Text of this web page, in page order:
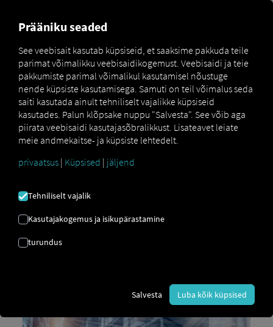
Glossar Spediteur
KAUBAVEO
EKSPEDIITOR
Ekspediitor
on logistikavaldkonnas tegutsev
teenusepakkuja, kes korraldab, planeerib ja jälgib
tingimata oma transpordivahendeid. Ekspediitor
Prääniku seaded
See veebisait kasutab küpsiseid, et saaksime pakkuda teile
parimat võimalikku veebisaidikogemust. Veebisaidi ja teie
pakkumiste parimal võimalikul kasutamisel nõustuge
nende küpsiste kasutamisega. Samuti on teil võimalus seda
saiti kasutada ainult tehniliselt vajalikke küpsiseid
kasutades. Palun klõpsake nuppu "Salvesta". See võib aga
piirata veebisaidi kasutajasõbralikkust. Lisateavet leiate
meie andmekaitse- ja küpsiste lehtedelt.
privaatsus | Küpsised | jäljend
Tehniliselt vajalik
Kasutajakogemus ja isikupärastamine
turundus
Salvesta Luba kõik küpsised